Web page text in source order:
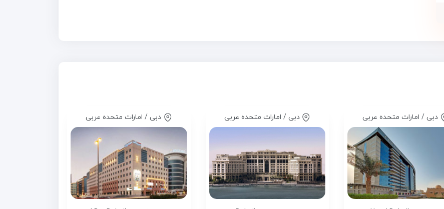
دبی / امارات متحده عربی دبی / امارات متحده عربی دبی / امارات متحده عربی